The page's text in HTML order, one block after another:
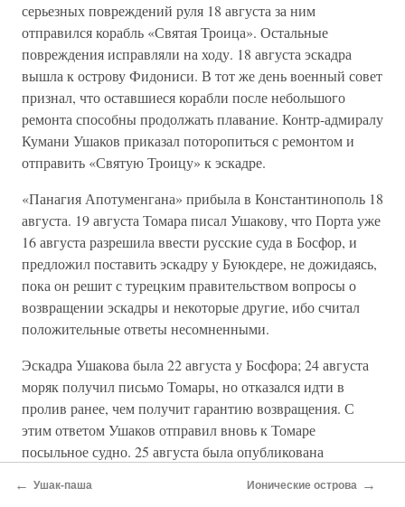
серьезных повреждений руля 18 августа за ним
отправился корабль «Святая Троица». Остальные
повреждения исправляли на ходу. 18 августа эскадра
вышла к острову Фидониси. В тот же день военный совет
признал, что оставшиеся корабли после небольшого
ремонта способны продолжать плавание. Контр-адмиралу
Кумани Ушаков приказал поторопиться с ремонтом и
отправить «Святую Троицу» к эскадре.
«Панагия Апотуменгана» прибыла в Константинополь 18
августа. 19 августа Томара писал Ушакову, что Порта уже
16 августа разрешила ввести русские суда в Босфор, и
предложил поставить эскадру у Буюкдере, не дожидаясь,
пока он решит с турецким правительством вопросы о
возвращении эскадры и некоторые другие, ибо считал
положительные ответы несомненными.
Эскадра Ушакова была 22 августа у Босфора; 24 августа
моряк получил письмо Томары, но отказался идти в
пролив ранее, чем получит гарантию возвращения. С
этим ответом Ушаков отправил вновь к Томаре
посыльное судно. 25 августа была опубликована
беспрепятственном проходе проливов. Теперь эскадра
← Ушак-паша Ионические острова →